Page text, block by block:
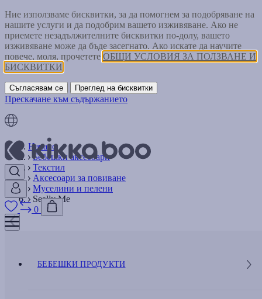
Ние използваме бисквитки, за да помогнем за подобряване на
нашите услуги и да подобрим вашето изживяване. Ако не
приемете незадължителните бисквитки по-долу, вашето
изживяване може да бъде засегнато. Ако искате да научите
повече, моля, прочетете ОБЩИ УСЛОВИЯ ЗА ПОЛЗВАНЕ И
БИСКВИТКИ
Съгласявам се Преглед на бисквитки
Прескачане към съдържанието
0
БЕБЕШКИ ПРОДУКТИ
Начало
Бебешки аксесоари
Текстил
Аксесоари за повиване
Муселини и пелени
Seally Me